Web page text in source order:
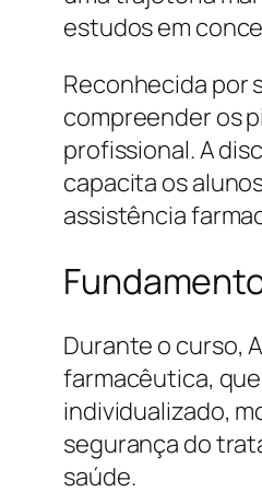
estudos em
Reconhecida por
compreender os
profissional. A
capacita os
assistência
Durante o curso,
farmacêutica,
individualizado,
segurança do
saúde.